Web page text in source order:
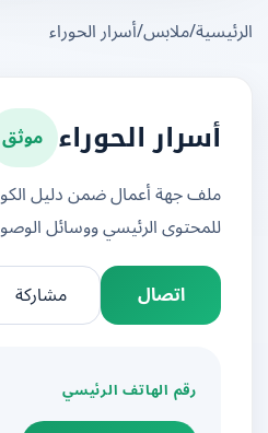
/ملابس/أسرار الحوراء
أسرار الحوراء
موثق
ملف جهة أعمال ضمن دليل
للمحتوى الرئيسي ووسائل الوصول
اتصال
مشاركة
رقم الهاتف الرئيسي